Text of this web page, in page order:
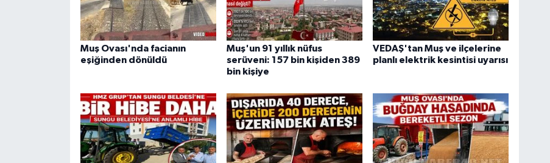
Muş Ovası'nda facianın
eşiğinden dönüldü
Muş'un 91 yıllık nüfus
serüveni: 157 bin kişiden 389
bin kişiye
VEDAŞ'tan Muş ve ilçelerine
planlı elektrik kesintisi uyarısı